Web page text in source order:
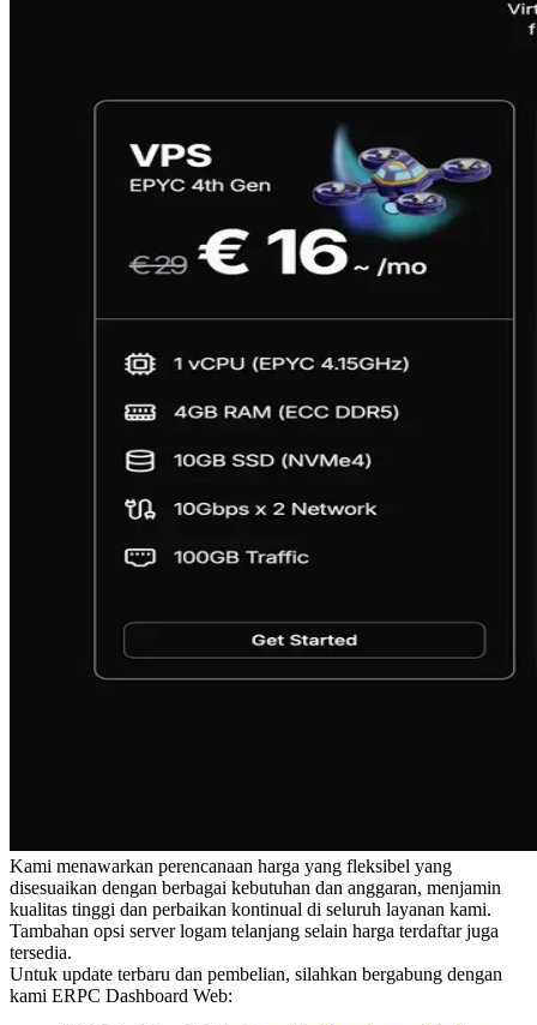
Kami menawarkan perencanaan harga yang fleksibel yang
disesuaikan dengan berbagai kebutuhan dan anggaran, menjamin
kualitas tinggi dan perbaikan kontinual di seluruh layanan kami.
Tambahan opsi server logam telanjang selain harga terdaftar juga
tersedia.
Untuk update terbaru dan pembelian, silahkan bergabung dengan
kami ERPC Dashboard Web: